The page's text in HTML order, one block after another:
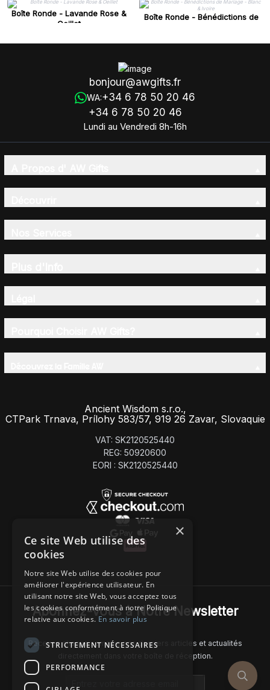
Boîte Ronde - Lavande Rose &
Oeillet
Boîte Ronde - Bénédictions de
bonjour@awgifts.fr
WA:+34 6 78 50 20 46
+34 6 78 50 20 46
Lundi au Vendredi 8h-16h
Ancient Wisdom s.r.o.,
CTPark Trnava, Prílohy 583/57, 919 26 Zavar, Slovaquie
VAT: SK2120525440
REG: 50920600
EORI : SK2120525440
Abonnez-Vous à Notre Newsletter
Recevez chaque semaine nos derniers articles et actualités
directement dans votre boîte de réception.
×
Ce site Web utilise des
cookies
Notre site Web utilise des cookies pour
améliorer l'expérience utilisateur. En
utilisant notre site Web, vous acceptez tous
les cookies conformément à notre Politique
relative aux cookies.En savoir plus
STRICTEMENT NÉCESSAIRES
PERFORMANCE